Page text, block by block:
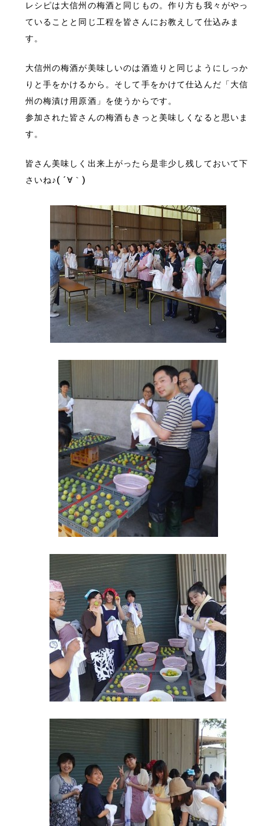
レシピは大信州の梅酒と同じもの。作り方も我々がやっ
ていることと同じ工程を皆さんにお教えして仕込みま
す。
大信州の梅酒が美味しいのは酒造りと同じようにしっか
りと手をかけるから。そして手をかけて仕込んだ「大信
州の梅漬け用原酒」を使うからです。
参加された皆さんの梅酒もきっと美味しくなると思いま
す。
皆さん美味しく出来上がったら是非少し残しておいて下
さいね♪( ´∀｀)